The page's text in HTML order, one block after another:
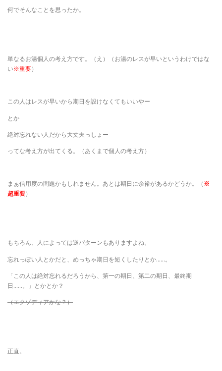
何でそんなことを思ったか。
単なるお湯個人の考え方です。（え）（お湯のレスが早いというわけではな
い※重要）
この人はレスが早いから期日を設けなくてもいいやー
とか
絶対忘れない人だから大丈夫っしょー
ってな考え方が出てくる。（あくまで個人の考え方）
まぁ信用度の問題かもしれません。あとは期日に余裕があるかどうか。（※
超重要）
もちろん、人によっては逆パターンもありますよね。
忘れっぽい人とかだと、めっちゃ期日を短くしたりとか……。
「この人は絶対忘れるだろうから、第一の期日、第二の期日、最終期
日……。」とかとか？
（エクゾディアかな？）
正直。